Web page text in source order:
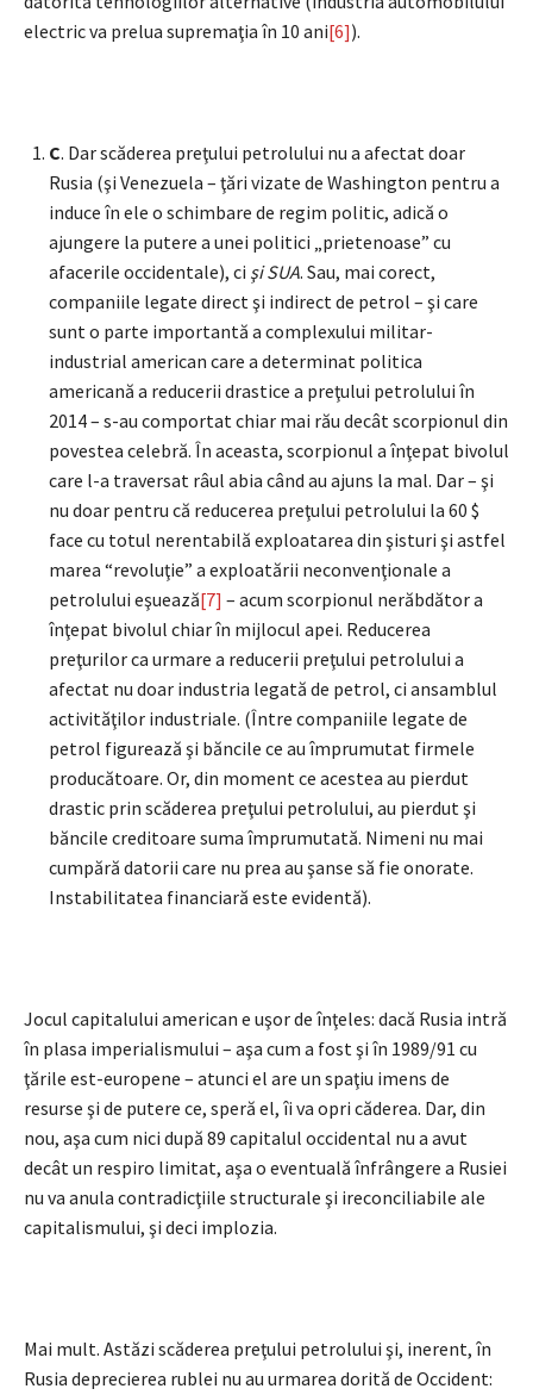
electric va prelua supremaţia în 10 ani[6]).
C. Dar scăderea preţului petrolului nu a afectat doar
Rusia (şi Venezuela – ţări vizate de Washington pentru a
induce în ele o schimbare de regim politic, adică o
ajungere la putere a unei politici „prietenoase” cu
afacerile occidentale), ci şi SUA. Sau, mai corect,
companiile legate direct şi indirect de petrol – şi care
sunt o parte importantă a complexului militar-
industrial american care a determinat politica
americană a reducerii drastice a preţului petrolului în
2014 – s-au comportat chiar mai rău decât scorpionul din
povestea celebră. În aceasta, scorpionul a înţepat bivolul
care l-a traversat râul abia când au ajuns la mal. Dar – şi
nu doar pentru că reducerea preţului petrolului la 60 $
face cu totul nerentabilă exploatarea din şisturi şi astfel
marea “revoluţie” a exploatării neconvenţionale a
petrolului eşuează[7] – acum scorpionul nerăbdător a
înţepat bivolul chiar în mijlocul apei. Reducerea
preţurilor ca urmare a reducerii preţului petrolului a
afectat nu doar industria legată de petrol, ci ansamblul
activităţilor industriale. (Între companiile legate de
petrol figurează şi băncile ce au împrumutat firmele
producătoare. Or, din moment ce acestea au pierdut
drastic prin scăderea preţului petrolului, au pierdut şi
băncile creditoare suma împrumutată. Nimeni nu mai
cumpără datorii care nu prea au şanse să fie onorate.
Instabilitatea financiară este evidentă).
Jocul capitalului american e uşor de înţeles: dacă Rusia intră
în plasa imperialismului – aşa cum a fost şi în 1989/91 cu
ţările est-europene – atunci el are un spaţiu imens de
resurse şi de putere ce, speră el, îi va opri căderea. Dar, din
nou, aşa cum nici după 89 capitalul occidental nu a avut
decât un respiro limitat, aşa o eventuală înfrângere a Rusiei
nu va anula contradicţiile structurale şi ireconciliabile ale
capitalismului, şi deci implozia.
Mai mult. Astăzi scăderea preţului petrolului şi, inerent, în
Rusia deprecierea rublei nu au urmarea dorită de Occident: